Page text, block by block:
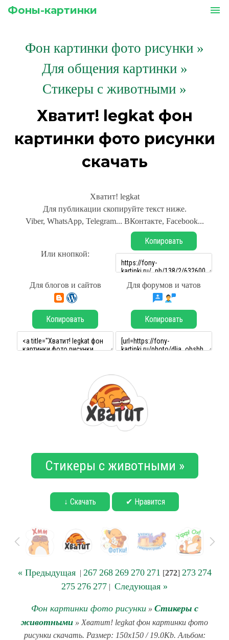
Фоны-картинки menu
Фон картинки фото рисунки »
Для общения картинки »
Стикеры с животными »
Хватит! legkat фон
картинки фото рисунки
скачать
Хватит! legkat
Для публикации скопируйте текст ниже.
Viber, WhatsApp, Telegram... ВКонтакте, Facebook...
Или кнопкой:
Копировать
Для блогов и сайтов Для форумов и чатов
Копировать Копировать
Стикеры с животными »
↓ Скачать ✔ Нравится
« Предыдущая| 267 268 269 270 271 [272] 273 274
275 276 277 | Следующая »
Фон картинки фото рисунки» Стикеры с
животными » Хватит! legkat фон картинки фото
рисунки скачать. Размер: 150x150 / 19.0Kb. Альбом: